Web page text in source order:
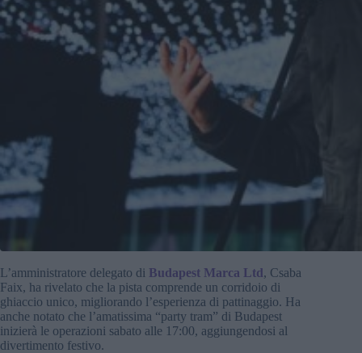
L’amministratore delegato di Budapest Marca Ltd, Csaba
Faix, ha rivelato che la pista comprende un corridoio di
ghiaccio unico, migliorando l’esperienza di pattinaggio. Ha
anche notato che l’amatissima “party tram” di Budapest
inizierà le operazioni sabato alle 17:00, aggiungendosi al
divertimento festivo.